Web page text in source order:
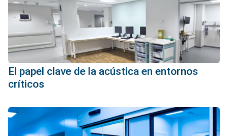
El papel clave de la acústica en entornos
críticos